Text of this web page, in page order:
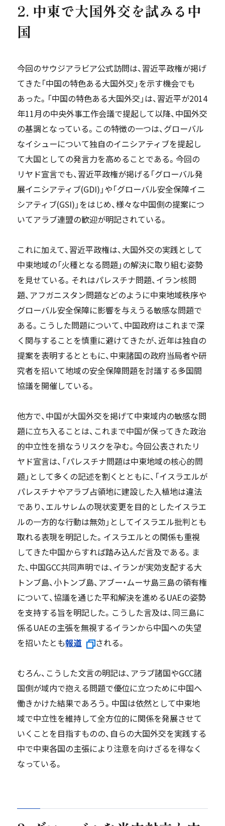
2. 中東で大国外交を試みる中
国
今回のサウジアラビア公式訪問は、習近平政権が掲げ
てきた「中国の特色ある大国外交」を示す機会でも
あった。「中国の特色ある大国外交」は、習近平が2014
年11月の中央外事工作会議で提起して以降、中国外交
の基調となっている。この特徴の一つは、グローバル
なイシューについて独自のイニシアティブを提起し
て大国としての発言力を高めることである。今回の
リヤド宣言でも、習近平政権が掲げる「グローバル発
展イニシアティブ(GDI)」や「グローバル安全保障イニ
シアティブ(GSI)」をはじめ、様々な中国側の提案につ
いてアラブ連盟の歓迎が明記されている。
これに加えて、習近平政権は、大国外交の実践として
中東地域の「火種となる問題」の解決に取り組む姿勢
を見せている。それはパレスチナ問題、イラン核問
題、アフガニスタン問題などのように中東地域秩序や
グローバル安全保障に影響を与えうる敏感な問題で
ある。こうした問題について、中国政府はこれまで深
く関与することを慎重に避けてきたが、近年は独自の
提案を表明するとともに、中東諸国の政府当局者や研
究者を招いて地域の安全保障問題を討議する多国間
協議を開催している。
他方で、中国が大国外交を掲げて中東域内の敏感な問
題に立ち入ることは、これまで中国が保ってきた政治
的中立性を損なうリスクを孕む。今回公表されたリ
ヤド宣言は、「パレスチナ問題は中東地域の核心的問
題」として多くの記述を割くとともに、「イスラエルが
パレスチナやアラブ占領地に建設した入植地は違法
であり、エルサレムの現状変更を目的としたイスラエ
ルの一方的な行動は無効」としてイスラエル批判とも
取れる表現を明記した。イスラエルとの関係も重視
してきた中国からすれば踏み込んだ言及である。ま
た、中国GCC共同声明では、イランが実効支配する大
トンブ島、小トンブ島、アブー・ムーサ島三島の領有権
について、協議を通じた平和解決を進めるUAEの姿勢
を支持する旨を明記した。こうした言及は、同三島に
係るUAEの主張を無視するイランから中国への失望
を招いたとも報道 される。
むろん、こうした文言の明記は、アラブ諸国やGCC諸
国側が域内で抱える問題で優位に立つために中国へ
働きかけた結果であろう。中国は依然として中東地
域で中立性を維持して全方位的に関係を発展させて
いくことを目指すものの、自らの大国外交を実践する
中で中東各国の主張により注意を向けざるを得なく
なっている。